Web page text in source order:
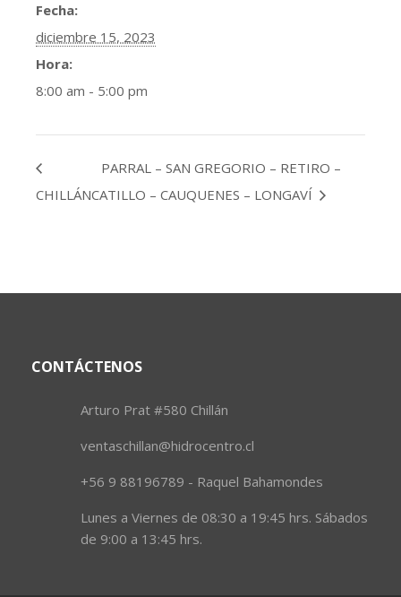
Fecha:
diciembre 15, 2023
Hora:
8:00 am - 5:00 pm
CHILLÁN
PARRAL – SAN GREGORIO – RETIRO –
CATILLO – CAUQUENES – LONGAVÍ
CONTÁCTENOS
Arturo Prat #580 Chillán
ventaschillan@hidrocentro.cl
+56 9 88196789 - Raquel Bahamondes
Lunes a Viernes de 08:30 a 19:45 hrs. Sábados
de 9:00 a 13:45 hrs.